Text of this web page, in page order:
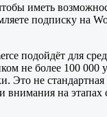
иметь
подписку на
подойдёт для
не более 100 000
Это не
внимания на этапах